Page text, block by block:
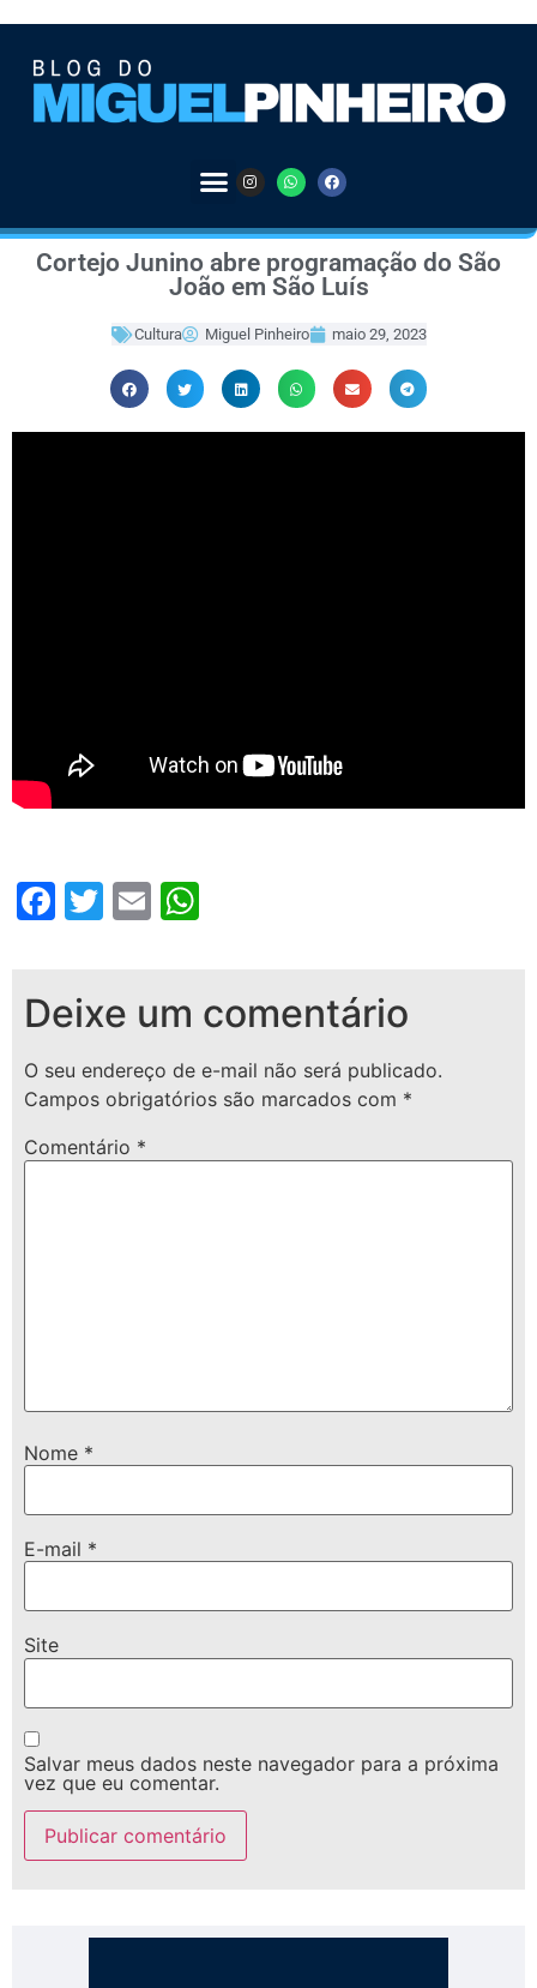
Cortejo Junino abre programação do São
João em São Luís
Cultura Miguel Pinheiro maio 29, 2023
Facebook
Twitter
Email
Deixe um comentário
O seu endereço de e-mail não será publicado.
Campos obrigatórios são marcados com *
Comentário *
Nome *
E-mail *
Site
Salvar meus dados neste navegador para a próxima
vez que eu comentar.